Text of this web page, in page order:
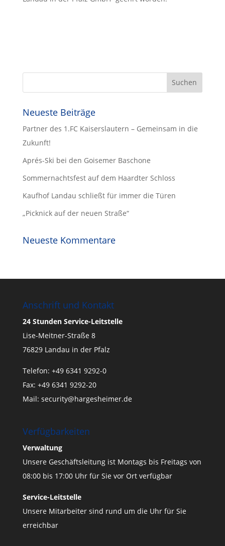
Neueste Beiträge
Partner des 1.FC Kaiserslautern – Gemeinsam in die
Zukunft!
Aprés-Ski bei den Goisemer Baschone
Sommernachtsfest auf dem Haardter Schloss
Kaufhof Landau schließt für immer die Türen
„Picknick auf der neuen Straße“
Neueste Kommentare
Anschrift und Kontakt
24 Stunden Service-Leitstelle
Lise-Meitner-Straße 8
76829 Landau in der Pfalz
Telefon: +49 6341 9292-0
Fax: +49 6341 9292-20
Mail: security@hargesheimer.de
Verfügbarkeiten
Verwaltung
Unsere Geschäftsleitung ist Montags bis Freitags von
08:00 bis 17:00 Uhr für Sie vor Ort verfügbar
Service-Leitstelle
Unsere Mitarbeiter sind rund um die Uhr für Sie
erreichbar